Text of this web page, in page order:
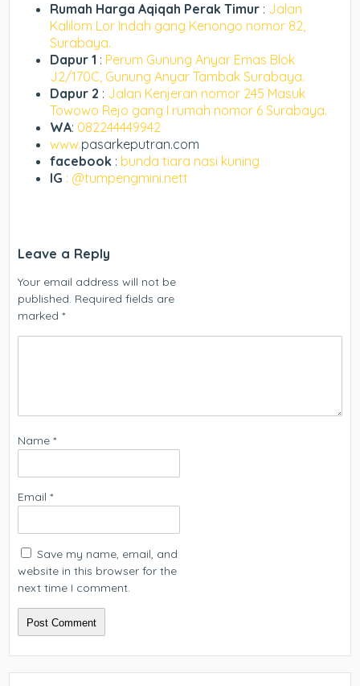
Rumah Harga Aqiqah Perak Timur : Jalan
Kalilom Lor Indah gang Kenongo nomor 82,
Surabaya.
Dapur 1 : Perum Gunung Anyar Emas Blok
J2/170C, Gunung Anyar Tambak Surabaya.
Dapur 2 : Jalan Kenjeran nomor 245 Masuk
Towowo Rejo gang I rumah nomor 6 Surabaya.
WA: 082244449942
www.pasarkeputran.com
facebook : bunda tiara nasi kuning
IG : @tumpengmini.nett
Leave a Reply
Your email address will not be
published. Required fields are
marked*
Name*
Email*
Save my name, email, and
website in this browser for the
next time I comment.